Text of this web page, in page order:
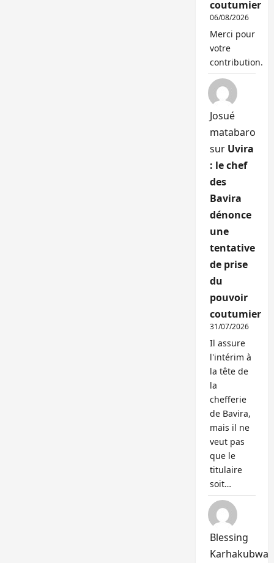
coutumier
06/08/2026
Merci pour
votre
contribution.
Josué
matabaro
sur Uvira
: le chef
des
Bavira
dénonce
une
tentative
de prise
du
pouvoir
coutumier
31/07/2026
Il assure
l'intérim à
la tête de
la
chefferie
de Bavira,
mais il ne
veut pas
que le
titulaire
soit…
Blessing
Karhakubwa